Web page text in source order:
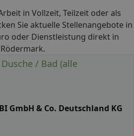
in Vollzeit, Teilzeit oder als
Sie aktuelle Stellenangebote in
oder Dienstleistung direkt in
Rödermark.
/ Bad (alle
GmbH & Co. Deutschland KG